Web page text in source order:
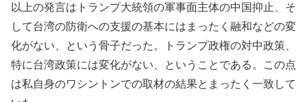
以上の発言はトランプ大統領の軍事面主体の中国抑止、そ
して台湾の防衛への支援の基本にはまったく融和などの変
化がない、という骨子だった。トランプ政権の対中政策、
特に台湾政策には変化がない、ということである。この点
は私自身のワシントンでの取材の結果とまったく一致して